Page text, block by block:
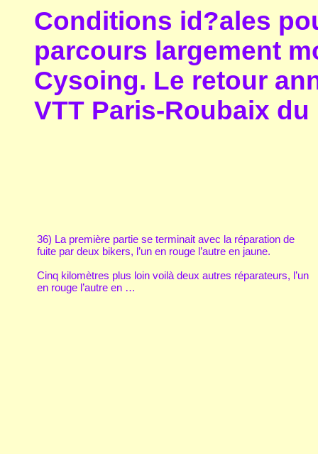
Conditions id?ales
parcours largement
Cysoing. Le retour
VTT Paris-Roubaix du
36) La première partie se terminait avec la réparation de
fuite par deux bikers, l’un en rouge l’autre en jaune.
Cinq kilomètres plus loin voilà deux autres réparateurs, l’un
en rouge l’autre en …